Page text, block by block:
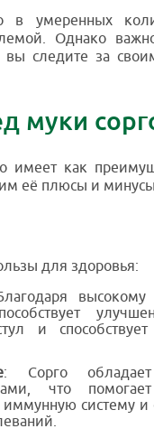
в умеренных
Однако
вы следите за
муки
имеет как
её плюсы и
для здоровья:
высокому
и
: Сорго
что
иммунную систему и